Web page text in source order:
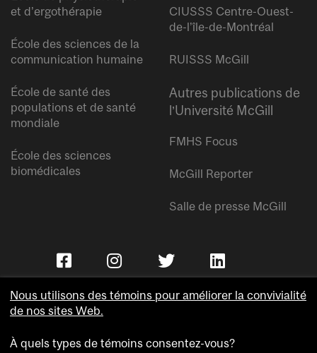
et d’ergothérapie
École des sciences de la
communication humaine
École de santé des
populations et de santé
mondiale
École des sciences
biomédicales
CIUSSS Centre-Ouest-
de-l’île-de-Montréal
RUISSS McGill
Autres publications de
l’Université McGill
FMHS Focus
McGill Reporter
Salle de presse McGill
Nous utilisons des témoins pour améliorer la convivialité
de nos sites Web.
À quels types de témoins consentez-vous?